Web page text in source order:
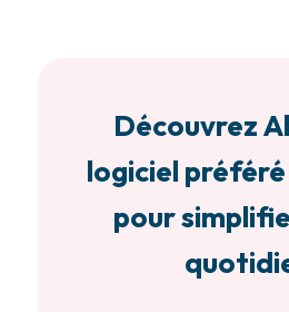
Découvrez
logiciel
pour